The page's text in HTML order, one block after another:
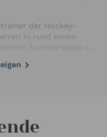
der Hockey-
In rund einem
Sommerspiele in
der